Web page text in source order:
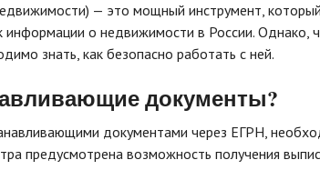
— это мощный инструмент,
о недвижимости в России. Однако,
знать, как безопасно работать с ней.
документы?
документами через ЕГРН,
предусмотрена возможность получения